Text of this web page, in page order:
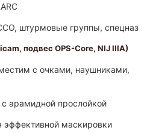
штурмовые группы, спецназ
подвес OPS-Core, NIJ IIIA)
с очками, наушниками,
с арамидной прослойкой
эффективной маскировки